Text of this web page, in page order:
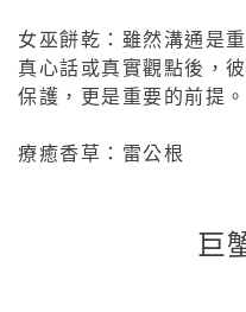
女巫餅乾：雖然溝通是
真心話或真實觀點後，
保護，更是重要的前提。
療癒香草：雷公根
巨